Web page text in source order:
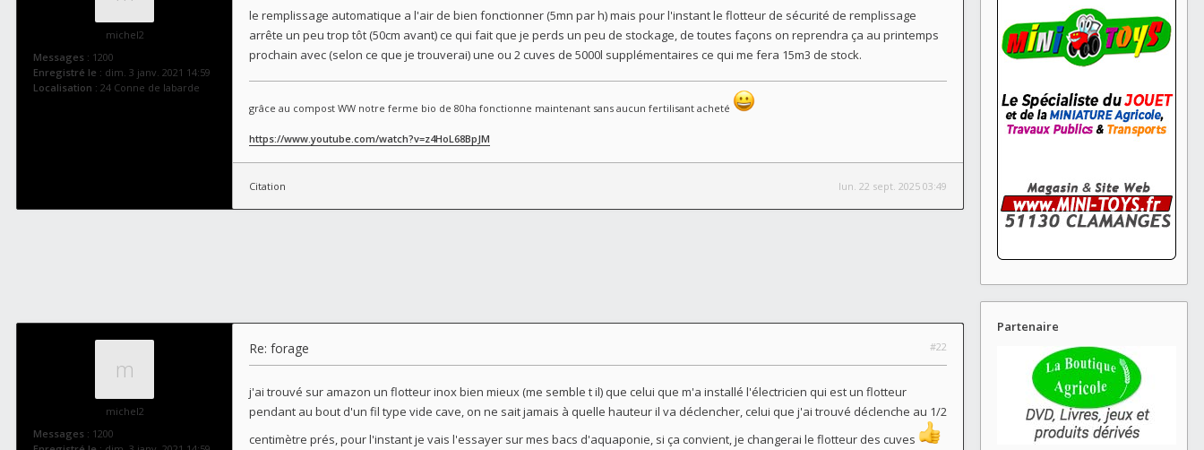
michel2
Messages : 1200
Enregistré le : dim. 3 janv. 2021 14:59
Localisation : 24 Conne de labarde
le remplissage automatique a l'air de bien fonctionner (5mn par h) mais pour l'instant le flotteur de sécurité de remplissage
arrête un peu trop tôt (50cm avant) ce qui fait que je perds un peu de stockage, de toutes façons on reprendra ça au printemps
prochain avec (selon ce que je trouverai) une ou 2 cuves de 5000l supplémentaires ce qui me fera 15m3 de stock.
grâce au compost WW notre ferme bio de 80ha fonctionne maintenant sans aucun fertilisant acheté
https://www.youtube.com/watch?v=z4HoL68BpJM
Citation lun. 22 sept. 2025 03:49
michel2
Messages : 1200
Re: forage #22
j'ai trouvé sur amazon un flotteur inox bien mieux (me semble t il) que celui que m'a installé l'électricien qui est un flotteur
pendant au bout d'un fil type vide cave, on ne sait jamais à quelle hauteur il va déclencher, celui que j'ai trouvé déclenche au 1/2
centimètre prés, pour l'instant je vais l'essayer sur mes bacs d'aquaponie, si ça convient, je changerai le flotteur des cuves
Partenaire